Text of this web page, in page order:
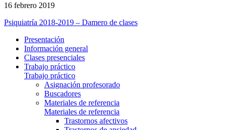
16 febrero 2019
Psiquiatría 2018-2019 – Damero de clases
Presentación
Información general
Clases presenciales
Trabajo práctico
Trabajo práctico
Asignación profesorado
Buscadores
Materiales de referencia
Materiales de referencia
Trastornos afectivos